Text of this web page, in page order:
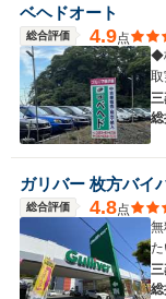
ベヘドオート
総合評価 4.9点
◆
ガリバー 枚方バイ
総合評価 4.8点
た